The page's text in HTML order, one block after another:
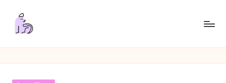
P
a
s